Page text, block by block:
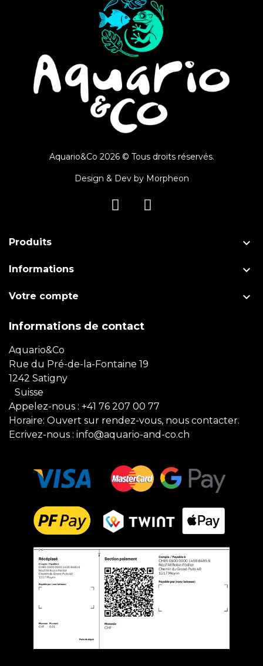
Aquario&Co 2026 © Tous droits réservés.
Design & Dev by Morpheon
Produits 
Informations 
Votre compte 
Informations de contact
Aquario&Co
Rue du Pré-de-la-Fontaine 19
1242 Satigny
Suisse
Appelez-nous : +41 76 207 00 77
Horaire: Ouvert sur rendez-vous, nous contacter.
Ecrivez-nous : info@aquario-and-co.ch